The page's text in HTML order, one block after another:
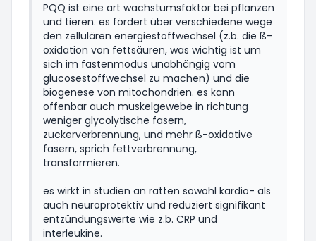
PQQ ist eine art wachstumsfaktor bei pflanzen
und tieren. es fördert über verschiedene wege
den zellulären energiestoffwechsel (z.b. die ß-
oxidation von fettsäuren, was wichtig ist um
sich im fastenmodus unabhängig vom
glucosestoffwechsel zu machen) und die
biogenese von mitochondrien. es kann
offenbar auch muskelgewebe in richtung
weniger glycolytische fasern,
zuckerverbrennung, und mehr ß-oxidative
fasern, sprich fettverbrennung,
transformieren.
es wirkt in studien an ratten sowohl kardio- als
auch neuroprotektiv und reduziert signifikant
entzündungswerte wie z.b. CRP und
interleukine.